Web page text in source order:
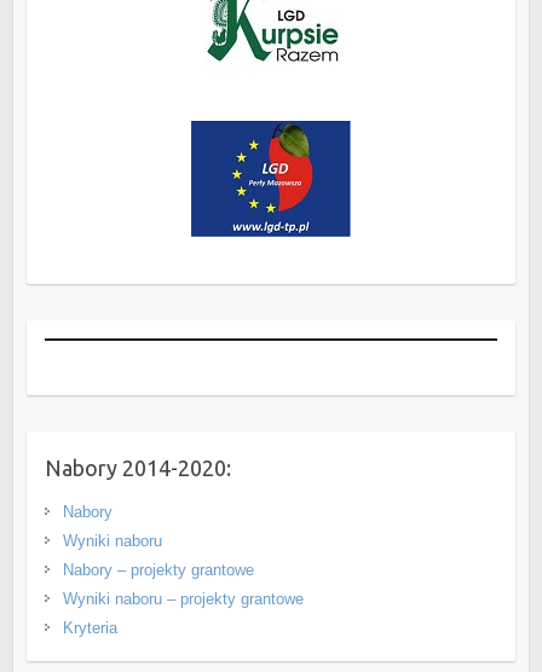
Nabory 2014-2020:
Nabory
Wyniki naboru
Nabory – projekty grantowe
Wyniki naboru – projekty grantowe
Kryteria